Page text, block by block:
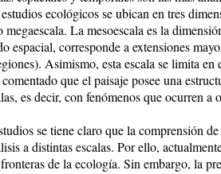
ecológicos se ubican en tres
megaescala. La mesoescala es la
espacial, corresponde a extensiones
Asimismo, esta escala se limita en
que el paisaje posee una
es decir, con fenómenos que ocurren a
se tiene claro que la comprensión
a distintas escalas. Por ello,
de la ecología. Sin embargo, la